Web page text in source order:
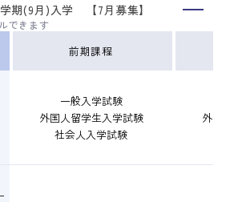
期(9月)入学 【7月募集】
前期課程
一般入学試験
外国人留学生入学試験
社会人入学試験
外国